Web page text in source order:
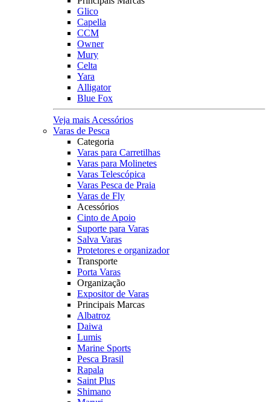
Glico
Capella
CCM
Owner
Mury
Celta
Yara
Alligator
Blue Fox
Veja mais Acessórios
Varas de Pesca
Categoria
Varas para Carretilhas
Varas para Molinetes
Varas Telescópica
Varas Pesca de Praia
Varas de Fly
Acessórios
Cinto de Apoio
Suporte para Varas
Salva Varas
Protetores e organizador
Transporte
Porta Varas
Organização
Expositor de Varas
Principais Marcas
Albatroz
Daiwa
Lumis
Marine Sports
Pesca Brasil
Rapala
Saint Plus
Shimano